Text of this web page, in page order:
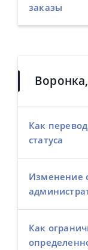
заказы
Как
статуса
Изменение
Как